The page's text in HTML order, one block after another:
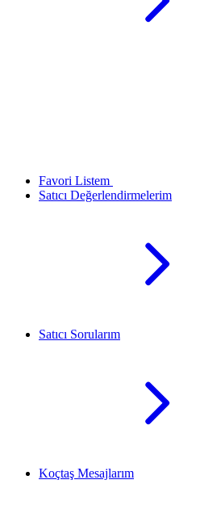
Favori Listem
Satıcı Değerlendirmelerim
Satıcı Sorularım
Koçtaş Mesajlarım